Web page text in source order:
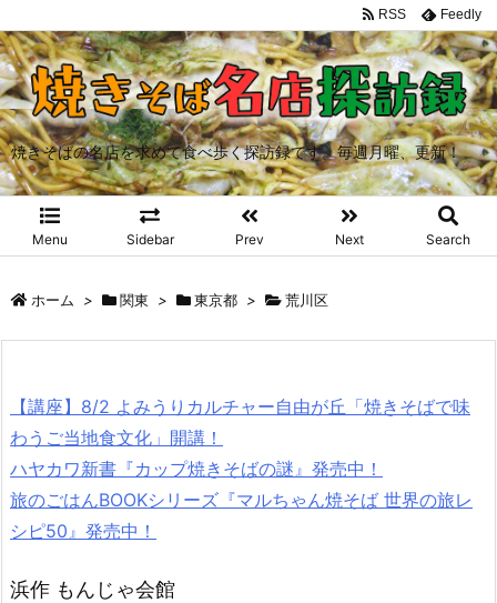
焼きそばの名店を求めて食べ歩く探訪録です。毎週月曜、更新！
Menu Sidebar Prev Next Search
RSS Feedly
ホーム > 関東 > 東京都 > 荒川区
【講座】8/2 よみうりカルチャー自由が丘「焼きそばで味
わうご当地食文化」開講！
ハヤカワ新書『カップ焼きそばの謎』発売中！
旅のごはんBOOKシリーズ『マルちゃん焼そば 世界の旅レ
シピ50』発売中！
浜作 もんじゃ会館